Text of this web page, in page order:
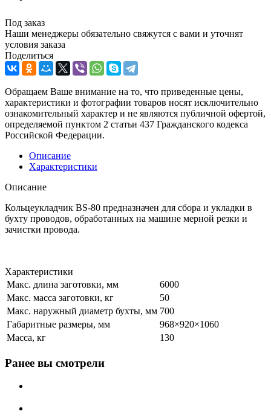
Под заказ
Наши менеджеры обязательно свяжутся с вами и уточнят
условия заказа
Поделиться
Обращаем Ваше внимание на то, что приведенные цены,
характеристики и фотографии товаров носят исключительно
ознакомительный характер и не являются публичной офертой,
определяемой пунктом 2 статьи 437 Гражданского кодекса
Российской Федерации.
Описание
Характеристики
Описание
Кольцеукладчик BS-80 предназначен для сбора и укладки в
бухту проводов, обработанных на машине мерной резки и
зачистки провода.
Характеристики
Макс. длина заготовки, мм
6000
Макс. масса заготовки, кг
50
Макс. наружный диаметр бухты, мм 700
Габаритные размеры, мм
968×920×1060
Масса, кг
130
Ранее вы смотрели